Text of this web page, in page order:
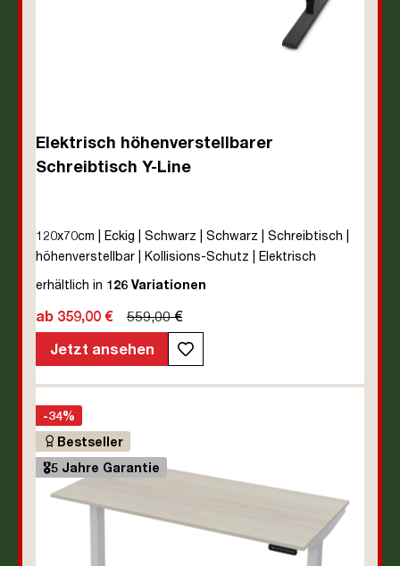
Elektrisch höhenverstellbarer
Schreibtisch Y-Line
120x70cm | Eckig | Schwarz | Schwarz | Schreibtisch |
höhenverstellbar | Kollisions-Schutz | Elektrisch
höhenverstellbar | Kindersicherung | Metall | Holz |
Herstellergarantie | unmontiert | TÜV© mobiles Arbeiten
| bis zu 80 kg | Y-Line | Steckertyp C
erhältlich in 126 Variationen
ab 359,00 €
559,00 €
Jetzt ansehen
-34%
Bestseller
🎖️5 Jahre Garantie